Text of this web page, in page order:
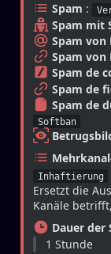
Spam :
Spam mit
Spam von
Spam von
Spam de
Spam de
Spam de
Softban
Inhaftierung
Ersetzt die
Kanäle
Dauer der
1 Stunde